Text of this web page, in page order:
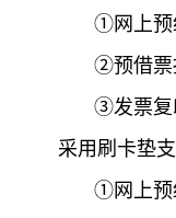
①网上
②预借
③发票
采用刷卡垫
①网上